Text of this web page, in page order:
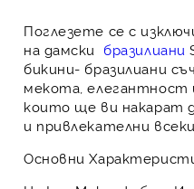
Поглезете се с
на дамски бразилиани
бикини- бразилиани
мекота, елегантност
които ще ви накарат
и привлекателни
Основни